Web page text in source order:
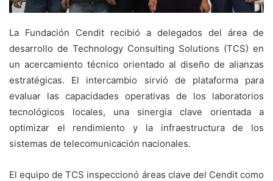
La Fundación Cendit recibió a delegados del área de
desarrollo de Technology Consulting Solutions (TCS) en
un acercamiento técnico orientado al diseño de alianzas
estratégicas. El intercambio sirvió de plataforma para
evaluar las capacidades operativas de los laboratorios
tecnológicos locales, una sinergia clave orientada a
optimizar el rendimiento y la infraestructura de los
sistemas de telecomunicación nacionales.
El equipo de TCS inspeccionó áreas clave del Cendit como